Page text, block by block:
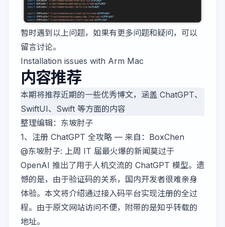
暂时遇到以上问题，如果有更多问题和疑问，可以
留言讨论。
Installation issues with Arm Mac
内容推荐
本期将推荐近期的一些优秀博文，涵盖 ChatGPT、
SwiftUI、Swift 等方面的内容
整理编辑： 东坡肘子
1、 注册 ChatGPT 全攻略 — 来自：BoxChen
@东坡肘子: 上周 IT 届最火爆的新闻莫过于
OpenAI 推出了用于人机交流的 ChatGPT 模型。遗
憾的是，由于验证码的关系，国内开发者很难亲身
体验。本文将介绍通过接入码平台实现注册的全过
程。由于原文网站访问不便，附带的是知乎转载的
地址。